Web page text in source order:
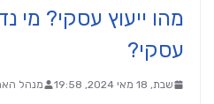
מהו ייעוץ עסקי? מי
עסקי?
שבת, 18 מאי 2024, 19:58 מנהל